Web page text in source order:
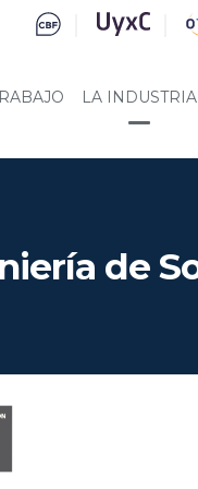
LA INDUSTRIA
de